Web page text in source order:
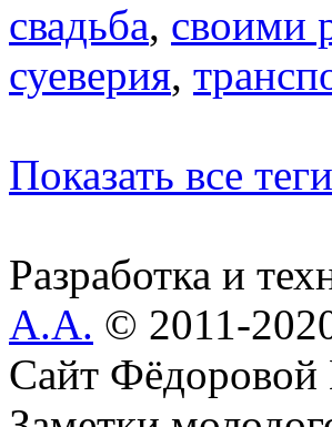
свадьба, своими
суеверия,
Показать все теги
Разработка и
А.А. © 2011-
Сайт